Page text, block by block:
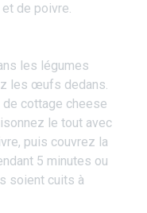
de poivre.
les légumes
les œufs dedans.
cottage cheese
le tout avec
puis couvrez la
5 minutes ou
soient cuits à